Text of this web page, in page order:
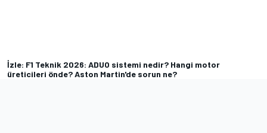
İzle: F1 Teknik 2026: ADUO sistemi nedir? Hangi motor
üreticileri önde? Aston Martin'de sorun ne?